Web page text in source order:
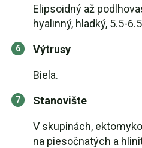
Elipsoidný až
hyalinný, hladký, 5.5-
Výtrusy
Biela.
Stanovište
V skupinách,
na piesočnatých a